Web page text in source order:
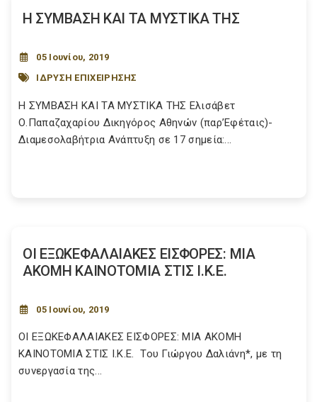
Η ΣΥΜΒΑΣΗ ΚΑΙ ΤΑ ΜΥΣΤΙΚΑ ΤΗΣ
05 Ιουνίου, 2019
ΙΔΡΥΣΗ ΕΠΙΧΕΙΡΗΣΗΣ
Η ΣΥΜΒΑΣΗ ΚΑΙ ΤΑ ΜΥΣΤΙΚΑ ΤΗΣ Ελισάβετ
Ο.Παπαζαχαρίου Δικηγόρος Αθηνών (παρ’Εφέταις)-
Διαμεσολαβήτρια Ανάπτυξη σε 17 σημεία:...
ΟΙ ΕΞΩΚΕΦΑΛΑΙΑΚΕΣ ΕΙΣΦΟΡΕΣ: ΜΙΑ
ΑΚΟΜΗ ΚΑΙΝΟΤΟΜΙΑ ΣΤΙΣ Ι.Κ.Ε.
05 Ιουνίου, 2019
ΟΙ ΕΞΩΚΕΦΑΛΑΙΑΚΕΣ ΕΙΣΦΟΡΕΣ: ΜΙΑ ΑΚΟΜΗ
ΚΑΙΝΟΤΟΜΙΑ ΣΤΙΣ Ι.Κ.Ε. Του Γιώργου Δαλιάνη*, με τη
συνεργασία της...